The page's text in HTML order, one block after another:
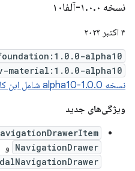
نسخه ۱ .۰.۰-آلفا۱۰
۴ اکتبر ۲۰۲۳
alpha10
material:1.0.0-alpha10
نسخه 1.0.0-alpha10 شامل این کامیت‌ها است.
ویژگی‌های جدید
NavigationDrawer و